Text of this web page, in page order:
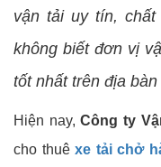
vận tải uy tín,
không biết đơn vị
tốt nhất trên địa
Hiện nay,Công ty
cho thuê xe tải chở